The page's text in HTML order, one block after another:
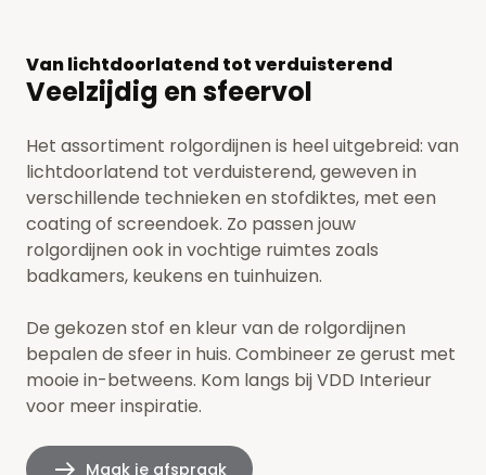
Van lichtdoorlatend tot verduisterend
Veelzijdig en sfeervol
Het assortiment rolgordijnen is heel uitgebreid: van
lichtdoorlatend tot verduisterend, geweven in
verschillende technieken en stofdiktes, met een
coating of screendoek. Zo passen jouw
rolgordijnen ook in vochtige ruimtes zoals
badkamers, keukens en tuinhuizen.
De gekozen stof en kleur van de rolgordijnen
bepalen de sfeer in huis. Combineer ze gerust met
mooie in-betweens. Kom langs bij VDD Interieur
voor meer inspiratie.
Maak je afspraak